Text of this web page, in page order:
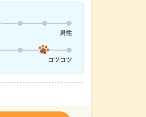
男性
コツコツ